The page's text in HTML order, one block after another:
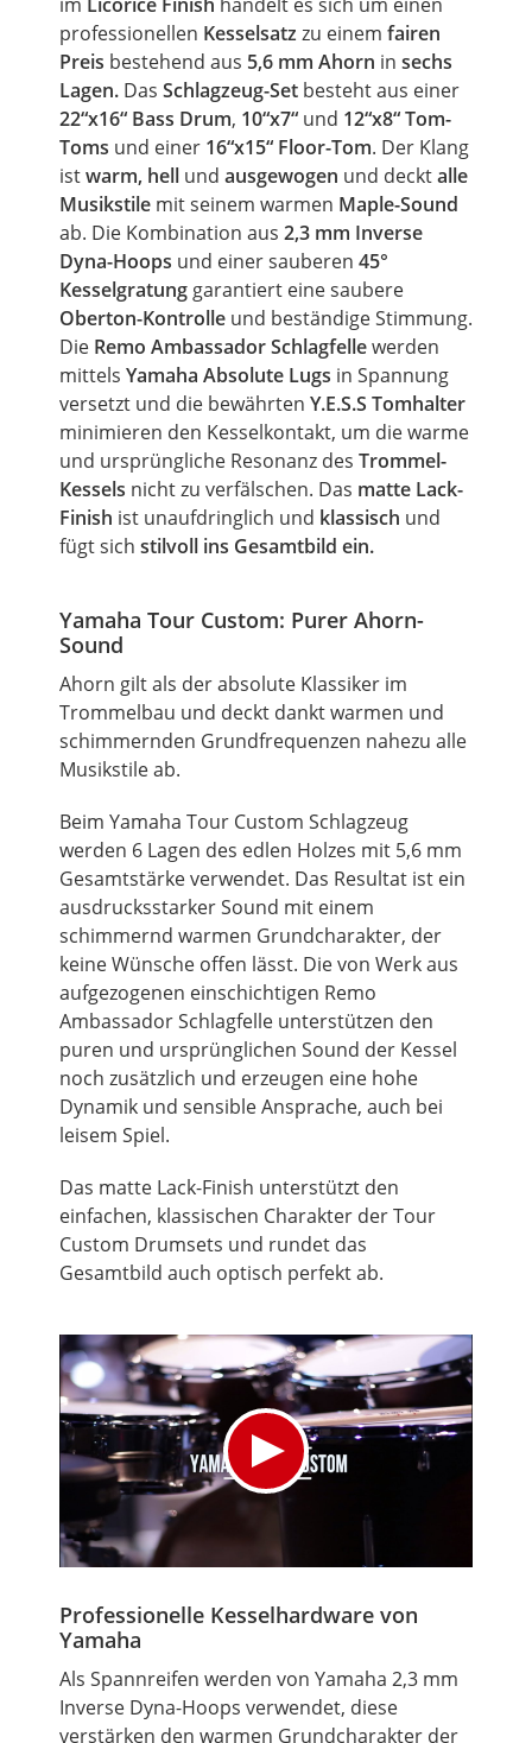
professionellen Kesselsatz zu einem fairen
Preis bestehend aus 5,6 mm Ahorn in sechs
Lagen. Das Schlagzeug-Set besteht aus einer
22“x16“ Bass Drum, 10“x7“ und 12“x8“ Tom-
Toms und einer 16“x15“ Floor-Tom. Der Klang
istwarm, hell und ausgewogen und decktalle
Musikstile mit seinem warmen Maple-Sound
ab. Die Kombination aus 2,3 mm Inverse
Dyna-Hoops und einer sauberen 45°
Kesselgratung garantiert eine saubere
Oberton-Kontrolle und beständige Stimmung.
Die Remo Ambassador Schlagfellewerden
mittels Yamaha Absolute Lugs in Spannung
versetzt und die bewährten Y.E.S.S Tomhalter
minimieren den Kesselkontakt, um die warme
und ursprüngliche Resonanz des Trommel-
Kessels nicht zu verfälschen. Das matte Lack-
Finish ist unaufdringlich und klassisch und
fügt sich stilvoll ins Gesamtbild ein.
Yamaha Tour Custom: Purer Ahorn-
Sound
Ahorn gilt als der absolute Klassiker im
Trommelbau und deckt dankt warmen und
schimmernden Grundfrequenzen nahezu alle
Musikstile ab.
Beim Yamaha Tour Custom Schlagzeug
werden 6 Lagen des edlen Holzes mit 5,6 mm
Gesamtstärke verwendet. Das Resultat ist ein
ausdrucksstarker Sound mit einem
schimmernd warmen Grundcharakter, der
keine Wünsche offen lässt. Die von Werk aus
aufgezogenen einschichtigen Remo
Ambassador Schlagfelle unterstützen den
puren und ursprünglichen Sound der Kessel
noch zusätzlich und erzeugen eine hohe
Dynamik und sensible Ansprache, auch bei
leisem Spiel.
Das matte Lack-Finish unterstützt den
einfachen, klassischen Charakter der Tour
Custom Drumsets und rundet das
Gesamtbild auch optisch perfekt ab.
Professionelle Kesselhardware von
Yamaha
Als Spannreifen werden von Yamaha 2,3 mm
Inverse Dyna-Hoops verwendet, diese
verstärken den warmen Grundcharakter der